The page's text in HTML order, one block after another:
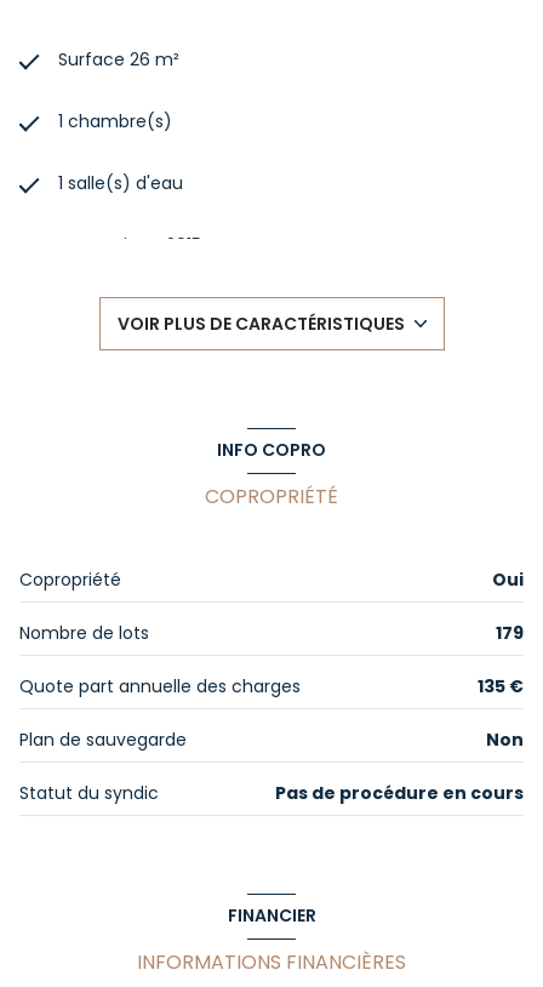
Surface 26 m²
1 chambre(s)
1 salle(s) d'eau
construit en 2015
kitchenette (semi-équipée)
2 côté(s) mitoyen(s)
2 étage(s)
ascenseur
accès handicapé
VOIR PLUS DE CARACTÉRISTIQUES
INFO COPRO
COPROPRIÉTÉ
Copropriété Oui
Nombre de lots 179
Quote part annuelle des charges 135 €
Plan de sauvegarde Non
Statut du syndic Pas de procédure en cours
FINANCIER
INFORMATIONS FINANCIÈRES